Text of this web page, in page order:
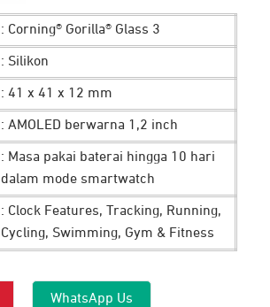
Rp 7.999.000.
adalah:
Rp
: Corning® Gorilla® Glass 3
: Silikon
: 41 x 41 x 12 mm
: AMOLED berwarna 1,2 inch
: Masa pakai baterai hingga 10 hari
dalam mode smartwatch
: Clock Features, Tracking, Running,
Cycling, Swimming, Gym & Fitness
WhatsApp Us